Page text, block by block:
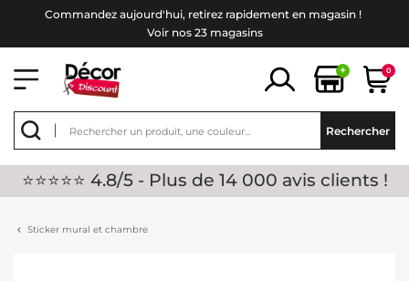
Commandez aujourd'hui, retirez rapidement en magasin !
Voir nos 23 magasins
+ 0
Rechercher
⭐⭐⭐⭐⭐ 4.8/5 - Plus de 14 000 avis clients !
Sticker mural et chambre